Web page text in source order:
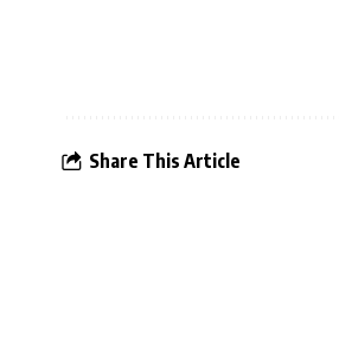
Share This Article